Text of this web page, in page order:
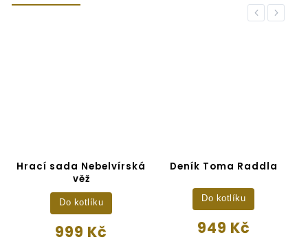
Previous
Hrací sada Nebelvírská
věž
999 Kč
Do kotlíku
Deník Toma Raddla
949 Kč
Do kotlíku
Next